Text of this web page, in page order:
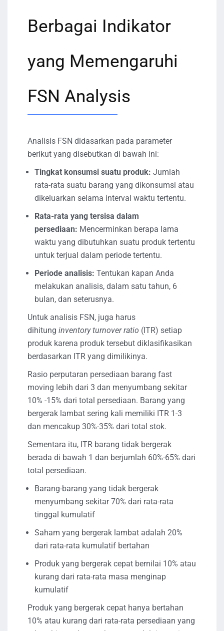
Berbagai Indikator
yang Memengaruhi
FSN Analysis
Analisis FSN didasarkan pada parameter
berikut yang disebutkan di bawah ini:
Tingkat konsumsi suatu produk: Jumlah
rata-rata suatu barang yang dikonsumsi atau
dikeluarkan selama interval waktu tertentu.
Rata-rata yang tersisa dalam
persediaan: Mencerminkan berapa lama
waktu yang dibutuhkan suatu produk tertentu
untuk terjual dalam periode tertentu.
Periode analisis: Tentukan kapan Anda
melakukan analisis, dalam satu tahun, 6
bulan, dan seterusnya.
Untuk analisis FSN, juga harus
dihitung inventory turnover ratio (ITR) setiap
produk karena produk tersebut diklasifikasikan
berdasarkan ITR yang dimilikinya.
Rasio perputaran persediaan barang fast
moving lebih dari 3 dan menyumbang sekitar
10% -15% dari total persediaan. Barang yang
bergerak lambat sering kali memiliki ITR 1-3
dan mencakup 30%-35% dari total stok.
Sementara itu, ITR barang tidak bergerak
berada di bawah 1 dan berjumlah 60%-65% dari
total persediaan.
Barang-barang yang tidak bergerak
menyumbang sekitar 70% dari rata-rata
tinggal kumulatif
Saham yang bergerak lambat adalah 20%
dari rata-rata kumulatif bertahan
Produk yang bergerak cepat bernilai 10% atau
kurang dari rata-rata masa menginap
kumulatif
Produk yang bergerak cepat hanya bertahan
10% atau kurang dari rata-rata persediaan yang